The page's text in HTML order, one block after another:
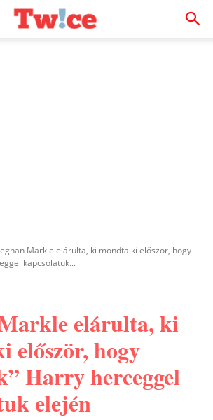
Markle elárulta, ki mondta ki először, hogy
kapcsolatuk...
elárulta, ki
először, hogy
Harry herceggel
elején